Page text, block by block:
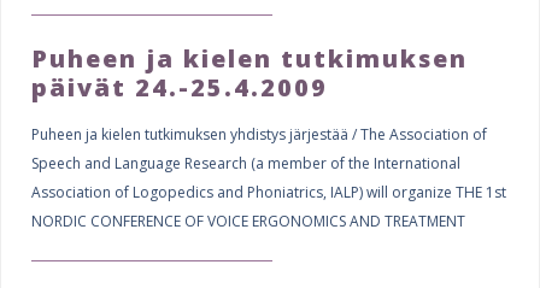
Puheen ja kielen tutkimuksen
päivät 24.-25.4.2009
Puheen ja kielen tutkimuksen yhdistys järjestää / The Association of
Speech and Language Research (a member of the International
Association of Logopedics and Phoniatrics, IALP) will organize THE 1st
NORDIC CONFERENCE OF VOICE ERGONOMICS AND TREATMENT